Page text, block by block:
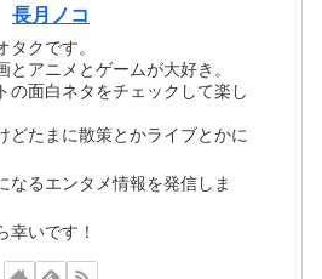
長月ノコ
タクです。
とアニメとゲームが大好き。
の面白ネタをチェックして楽し
どたまに散策とかライブとかに
なるエンタメ情報を発信しま
幸いです！